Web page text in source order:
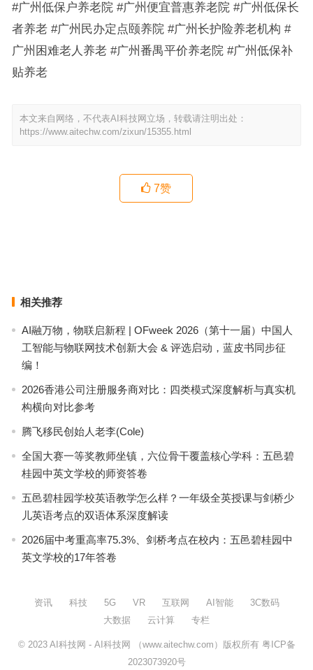
#广州低保户养老院 #广州便宜普惠养老院 #广州低保长
者养老 #广州民办定点颐养院 #广州长护险养老机构 #
广州困难老人养老 #广州番禺平价养老院 #广州低保补
贴养老
本文来自网络，不代表AI科技网立场，转载请注明出处：
https://www.aitechw.com/zixun/15355.html
7赞
相关推荐
AI融万物，物联启新程 | OFweek 2026（第十一届）中国人
工智能与物联网技术创新大会 & 评选启动，蓝皮书同步征
编！
2026香港公司注册服务商对比：四类模式深度解析与真实机
构横向对比参考
腾飞移民创始人老李(Cole)
全国大赛一等奖教师坐镇，六位骨干覆盖核心学科：五邑碧
桂园中英文学校的师资答卷
五邑碧桂园学校英语教学怎么样？一年级全英授课与剑桥少
儿英语考点的双语体系深度解读
2026届中考重高率75.3%、剑桥考点在校内：五邑碧桂园中
英文学校的17年答卷
资讯 科技 5G VR 互联网 AI智能
3C数码
大数据
云计算 专栏
© 2023 AI科技网 - AI科技网 （www.aitechw.com）版权所有粤ICP备
2023073920号